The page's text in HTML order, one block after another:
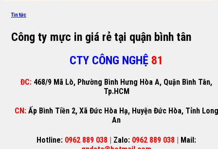
Tin tức
Công ty mực in giá rẻ tại quận bình tân
CTY CÔNG NGHỆ 81
ĐC: 468/9 Mã Lò, Phường Bình Hưng Hòa A, Quận Bình Tân,
Tp.HCM
CN: Ấp Bình Tiền 2, Xã Đức Hòa Hạ, Huyện Đức Hòa, Tỉnh Long
An
Hotline: 0962 889 038 | Zalo: 0962 889 038 | Mail: